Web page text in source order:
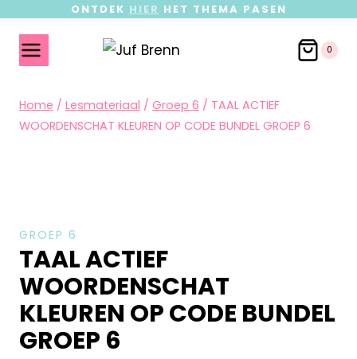
ONTDEK HIER HET THEMA PASEN
0
Home / Lesmateriaal / Groep 6 / TAAL ACTIEF
WOORDENSCHAT KLEUREN OP CODE BUNDEL GROEP 6
GROEP 6
TAAL ACTIEF
WOORDENSCHAT
KLEUREN OP CODE BUNDEL
GROEP 6